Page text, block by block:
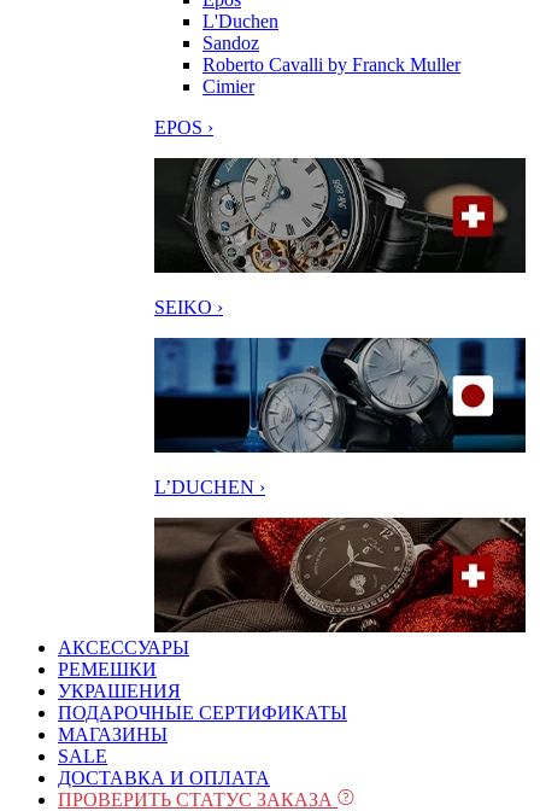
L'Duchen
Sandoz
Roberto Cavalli by Franck Muller
Cimier
EPOS ›
SEIKO ›
L’DUCHEN ›
АКСЕССУАРЫ
РЕМЕШКИ
УКРАШЕНИЯ
ПОДАРОЧНЫЕ СЕРТИФИКАТЫ
МАГАЗИНЫ
SALE
ДОСТАВКА И ОПЛАТА
ПРОВЕРИТЬ СТАТУС ЗАКАЗА